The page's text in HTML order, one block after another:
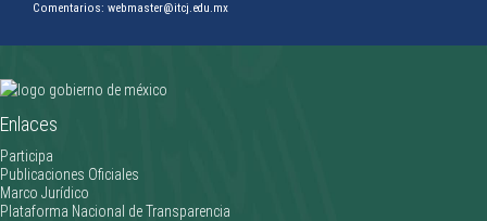
Clifford Gardner triunfa en la Olimpiada Nacional CONADE 2026
Comentarios: webmaster@itcj.edu.mx
Enlaces
Participa
Publicaciones Oficiales
Marco Jurídico
Plataforma Nacional de Transparencia